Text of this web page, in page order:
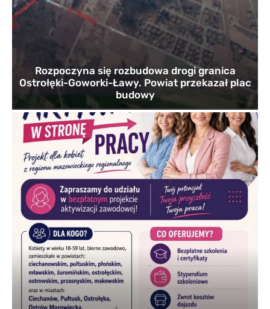
Rozpoczyna się rozbudowa drogi granica
Ostrołęki-Goworki-Ławy. Powiat przekazał plac
budowy